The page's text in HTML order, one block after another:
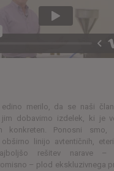
merilo, da se naši
dobavimo izdelek, ki je
konkreten. Ponosni smo,
linijo avtentičnih,
rešitev narave
– plod ekskluzivnega